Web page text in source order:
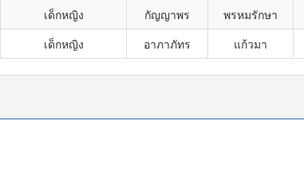
เด็กหญิง กัญญาพร พรหมรักษา
เด็กหญิง อาภาภัทร แก้วมา